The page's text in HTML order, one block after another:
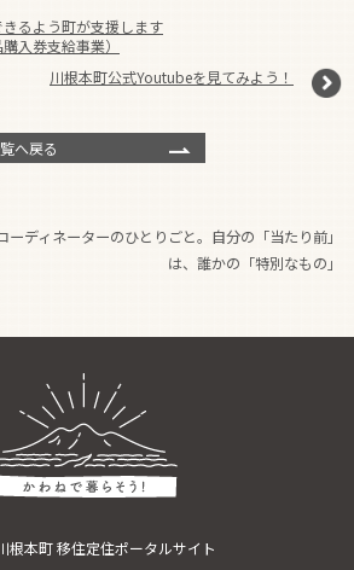
るよう町が支援します
入券支給事業）
川根本町公式Youtubeを見てみよう！
へ戻る
ーディネーターのひとりごと。自分の「当たり前」
は、誰かの「特別なもの」
根本町 移住定住ポータルサイト